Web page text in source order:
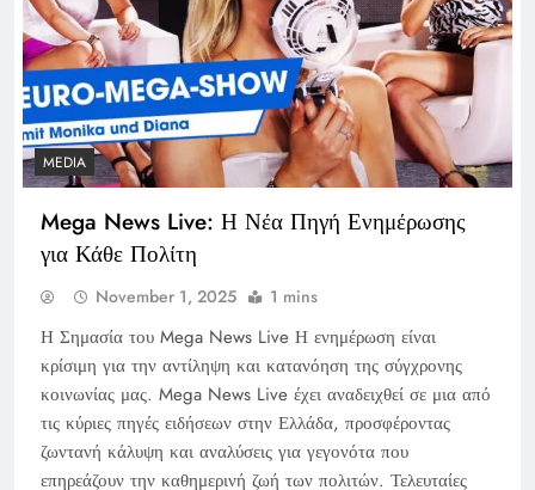
MEDIA
Mega News Live: Η Νέα Πηγή Ενημέρωσης
για Κάθε Πολίτη
November 1, 2025 1 mins
Η Σημασία του Mega News Live Η ενημέρωση είναι
κρίσιμη για την αντίληψη και κατανόηση της σύγχρονης
κοινωνίας μας. Mega News Live έχει αναδειχθεί σε μια από
τις κύριες πηγές ειδήσεων στην Ελλάδα, προσφέροντας
ζωντανή κάλυψη και αναλύσεις για γεγονότα που
επηρεάζουν την καθημερινή ζωή των πολιτών. Τελευταίες